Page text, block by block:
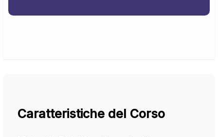
Caratteristiche del Corso